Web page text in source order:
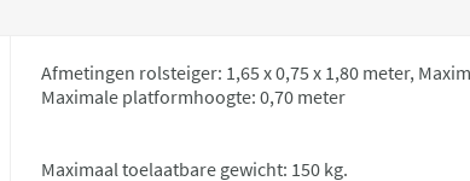
Afmetingen rolsteiger: 1,65 x 0,75 x 1,80 meter,
Maximale platformhoogte: 0,70 meter
Maximaal toelaatbare gewicht: 150 kg.